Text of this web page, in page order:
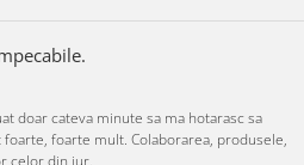
doar cateva minute sa ma hotarasc sa
foarte mult. Colaborarea, produsele,
celor din jur.